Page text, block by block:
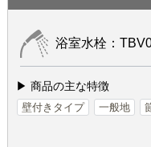
浴室水栓：
▶ 商品の主な特徴
壁付きタイプ 一般地